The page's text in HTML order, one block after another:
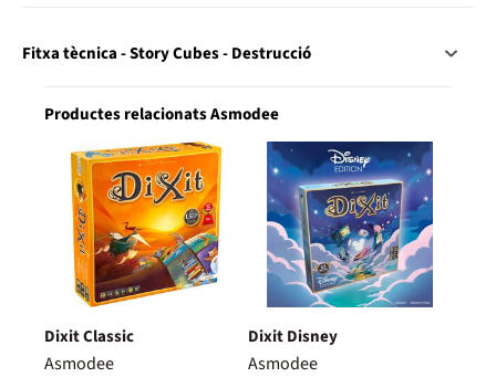
Fitxa tècnica - Story Cubes - Destrucció
Productes relacionats Asmodee
Dixit Classic
Asmodee
Dixit Disney
Asmodee